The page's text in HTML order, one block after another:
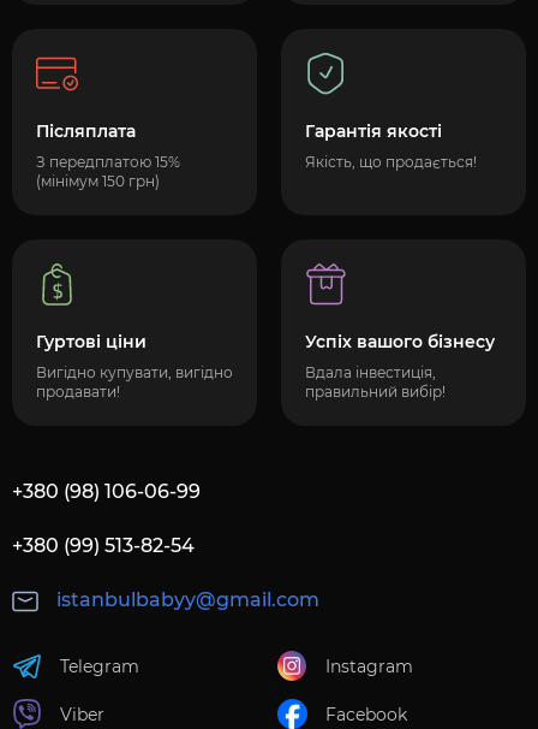
Післяплата
З передплатою 15%
(мінімум 150 грн)
Гарантія якості
Якість, що продається!
Гуртові ціни
Вигідно купувати, вигідно
продавати!
Успіх вашого бізнесу
Вдала інвестиція,
правильний вибір!
+380 (98) 106-06-99
+380 (99) 513-82-54
istanbulbabyy@gmail.com
Telegram
Viber
Instagram
Facebook